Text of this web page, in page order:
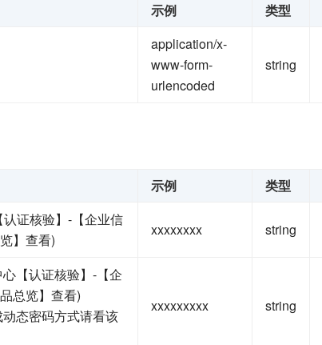
示例 类型
application/x-
www-form-
urlencoded
string
示例 类型
证核验】-【企业信
】查看)
xxxxxxxx string
【认证核验】-【企
总览】查看)
态密码方式请看该
xxxxxxxxx string